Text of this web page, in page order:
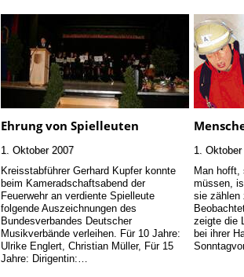
Ehrung von Spielleuten
1. Oktober 2007
Kreisstabführer Gerhard Kupfer konnte
beim Kameradschaftsabend der
Feuerwehr an verdiente Spielleute
folgende Auszeichnungen des
Bundesverbandes Deutscher
Musikverbände verleihen. Für 10 Jahre:
Ulrike Englert, Christian Müller, Für 15
Jahre: Dirigentin:…
1. Oktober
Man hofft,
müssen,
sie zählen
zeigte die
bei ihrer